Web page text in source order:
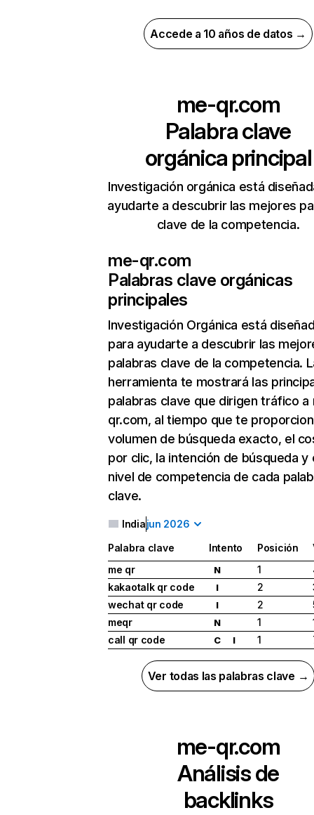
Accede a 10 años de datos →
me-qr.com
Palabra clave
orgánica principal
Investigación orgánica está
ayudarte a descubrir las mejores
clave de la competencia.
me-qr.com
Palabras clave orgánicas
principales
Investigación Orgánica está
para ayudarte a descubrir las
palabras clave de la competencia.
herramienta te mostrará las
palabras clave que dirigen tráfico a
qr.com, al tiempo que te
volumen de búsqueda exacto, el
por clic, la intención de búsqueda y
nivel de competencia de cada
clave.
Indiajun 2026
Palabra clave Intento Posición
me qr
N 1
kakaotalk qr code
I 2
wechat qr code
I 2
meqr
N 1
call qr code
C I 1
Ver todas las palabras clave →
me-qr.com
Análisis de
backlinks